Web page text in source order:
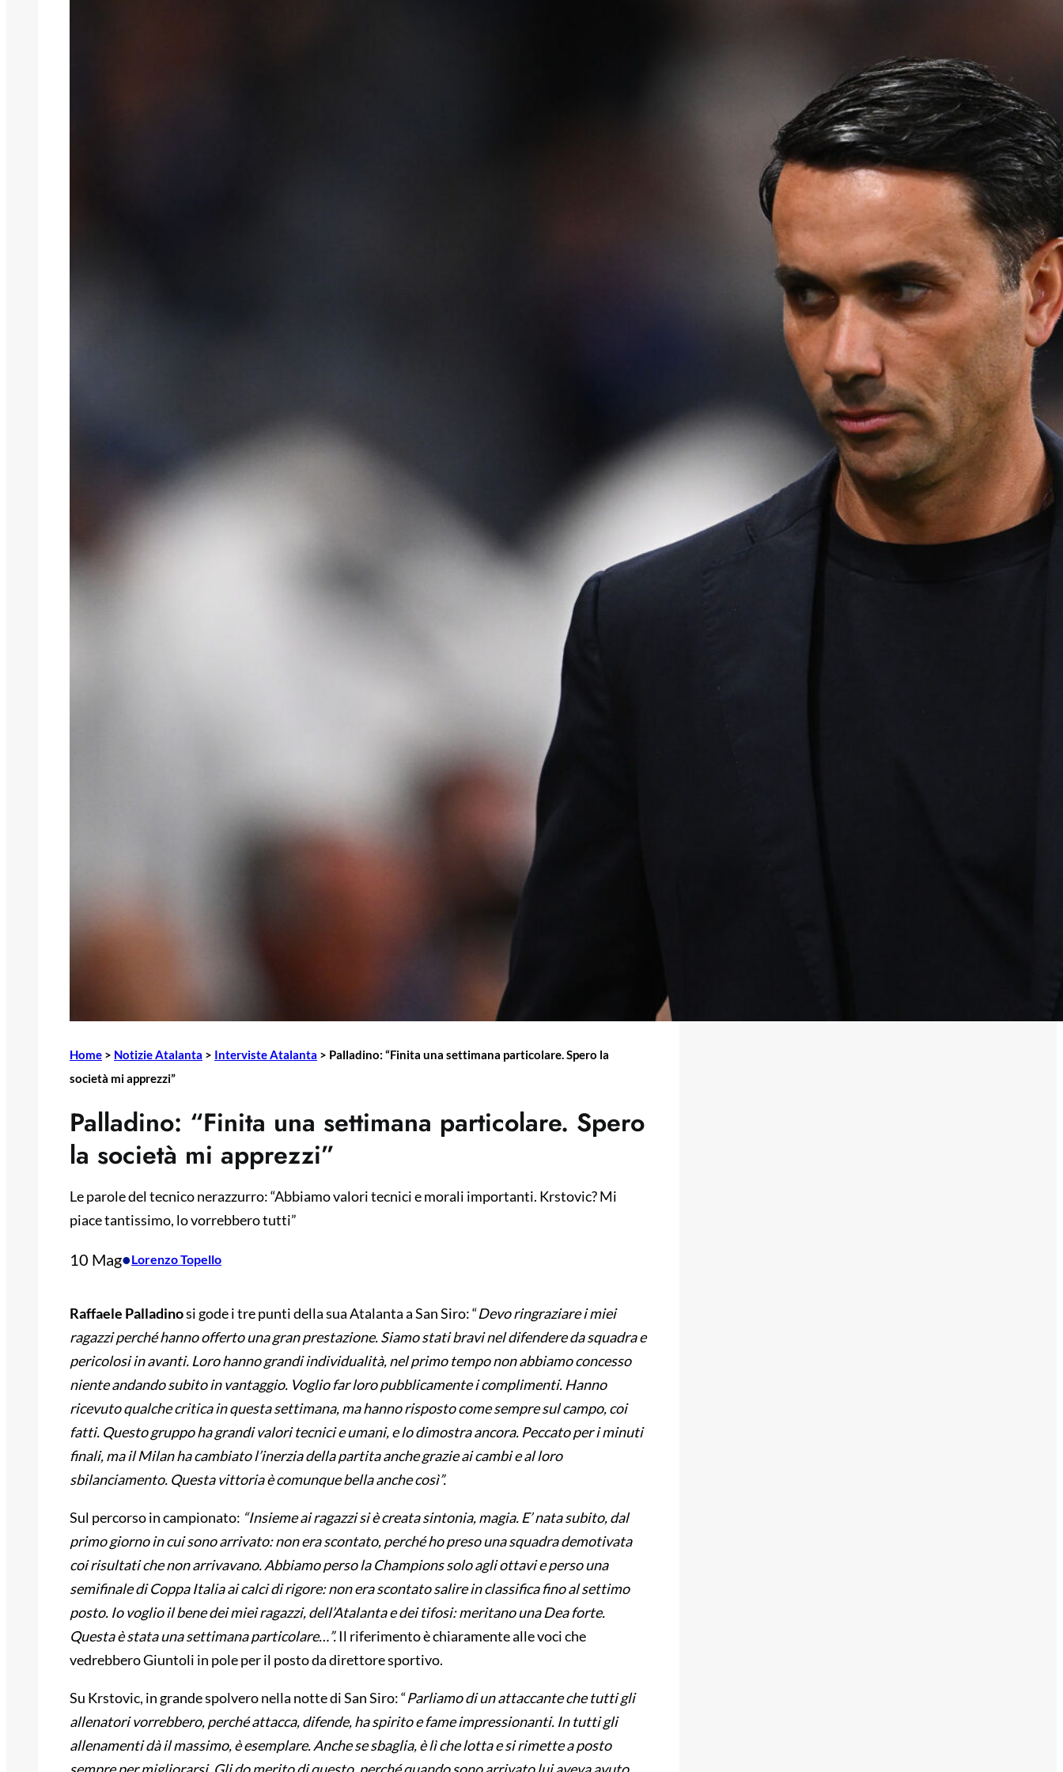
Home > Notizie Atalanta > Interviste Atalanta > Palladino: “Finita una settimana particolare. Spero la
società mi apprezzi”
Palladino: “Finita una settimana particolare. Spero
la società mi apprezzi”
Le parole del tecnico nerazzurro: “Abbiamo valori tecnici e morali importanti. Krstovic? Mi
piace tantissimo, lo vorrebbero tutti”
10 Mag•Lorenzo Topello
Raffaele Palladinosi gode i tre punti della sua Atalanta a San Siro: “Devo ringraziare i miei
ragazzi perché hanno offerto una gran prestazione. Siamo stati bravi nel difendere da squadra e
pericolosi in avanti. Loro hanno grandi individualità, nel primo tempo non abbiamo concesso
niente andando subito in vantaggio. Voglio far loro pubblicamente i complimenti. Hanno
ricevuto qualche critica in questa settimana, ma hanno risposto come sempre sul campo, coi
fatti. Questo gruppo ha grandi valori tecnici e umani, e lo dimostra ancora. Peccato per i minuti
finali, ma il Milan ha cambiato l’inerzia della partita anche grazie ai cambi e al loro
sbilanciamento. Questa vittoria è comunque bella anche così”.
Sul percorso in campionato: “Insieme ai ragazzi si è creata sintonia, magia. E’ nata subito, dal
primo giorno in cui sono arrivato: non era scontato, perché ho preso una squadra demotivata
coi risultati che non arrivavano. Abbiamo perso la Champions solo agli ottavi e perso una
semifinale di Coppa Italia ai calci di rigore: non era scontato salire in classifica fino al settimo
posto. Io voglio il bene dei miei ragazzi, dell’Atalanta e dei tifosi: meritano una Dea forte.
Questa è stata una settimana particolare…”.Il riferimento è chiaramente alle voci che
vedrebbero Giuntoli in pole per il posto da direttore sportivo.
Su Krstovic, in grande spolvero nella notte di San Siro: “Parliamo di un attaccante che tutti gli
allenatori vorrebbero, perché attacca, difende, ha spirito e fame impressionanti. In tutti gli
allenamenti dà il massimo, è esemplare. Anche se sbaglia, è lì che lotta e si rimette a posto
L’ex Atalanta Koopmeiners nel
mirino del Napoli: la Juventus fissa
la valutazione
6 Agosto 2026
Sarri indica la via per la difesa:
l’Atalanta valuta il colpo Romagnoli
6 Agosto 2026